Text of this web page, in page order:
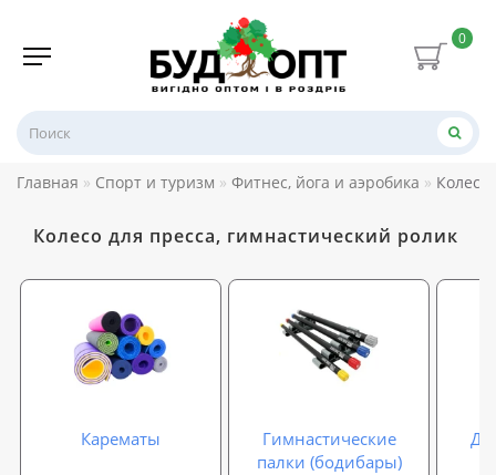
0
Главная Спорт и туризм Фитнес, йога и аэробика Колесо
Колесо для пресса, гимнастический ролик
Карематы
Гимнастические
палки (бодибары)